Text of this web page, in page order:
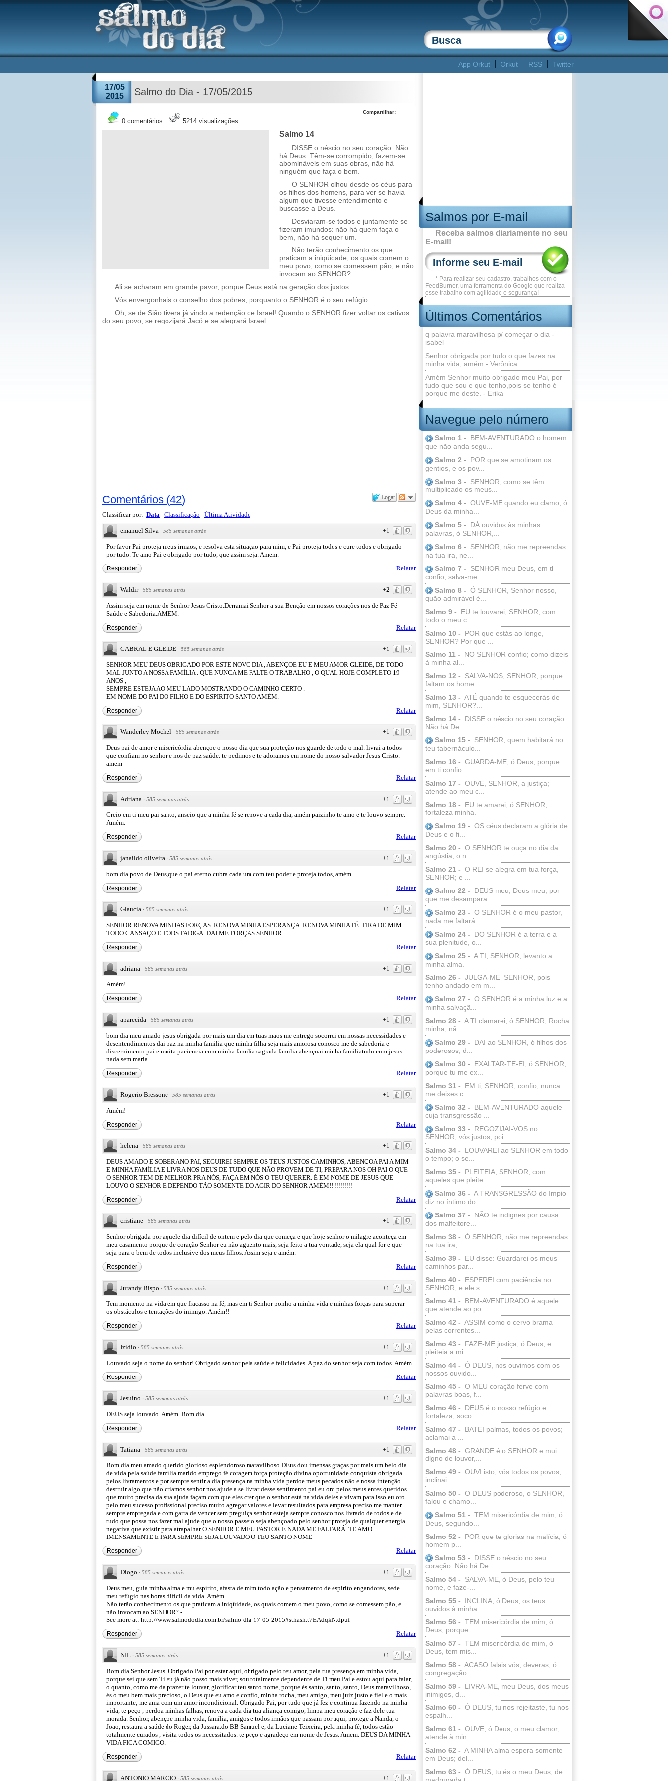
App Orkut Orkut RSS Twitter
Salmos por E-mail
Receba salmos diariamente no seu
E-mail!
* Para realizar seu cadastro, trabalhos com o
FeedBurner, uma ferramenta do Google que realiza
esse trabalho com agilidade e segurança!
Últimos Comentários
q palavra maravilhosa p/ começar o dia -
isabel
Senhor obrigada por tudo o que fazes na
minha vida, amém - Verônica
Amém Senhor muito obrigado meu Pai, por
tudo que sou e que tenho,pois se tenho é
porque me deste. - Erika
Navegue pelo número
Salmo 1 -
BEM-AVENTURADO o homem
que não anda segu...
Salmo 2 -
POR que se amotinam os
gentios, e os pov...
Salmo 3 -
SENHOR, como se têm
multiplicado os meus...
Salmo 4 - OUVE-ME quando eu clamo, ó
Deus da minha...
Salmo 5 -
DÁ ouvidos às minhas
palavras, ó SENHOR,...
Salmo 6 -
SENHOR, não me repreendas
na tua ira, ne...
Salmo 7 -
SENHOR meu Deus, em ti
confio; salva-me ...
Salmo 8 - Ó SENHOR, Senhor nosso,
quão admirável é...
Salmo 9 -
EU te louvarei, SENHOR, com
todo o meu c...
Salmo 10 -
POR que estás ao longe,
SENHOR? Por que ...
Salmo 11 -
NO SENHOR confio; como dizeis
à minha al...
Salmo 12 -
SALVA-NOS, SENHOR, porque
faltam os home...
Salmo 13 - ATÉ quando te esquecerás de
mim, SENHOR?...
Salmo 14 -
DISSE o néscio no seu coração:
Não há De...
Salmo 15 -
SENHOR, quem habitará no
teu tabernáculo...
Salmo 16 - GUARDA-ME, ó Deus, porque
em ti confio.
Salmo 17 - OUVE, SENHOR, a justiça;
atende ao meu c...
Salmo 18 -
EU te amarei, ó SENHOR,
fortaleza minha.
Salmo 19 - OS céus declaram a glória de
Deus e o fi...
Salmo 20 - O SENHOR te ouça no dia da
angústia, o n...
Salmo 21 - O REI se alegra em tua força,
SENHOR; e ...
Salmo 22 -
DEUS meu, Deus meu, por
que me desampara...
Salmo 23 - O SENHOR é o meu pastor,
nada me faltará...
Salmo 24 -
DO SENHOR é a terra e a
sua plenitude, o...
Salmo 25 - A TI, SENHOR, levanto a
minha alma.
Salmo 26 - JULGA-ME, SENHOR, pois
tenho andado em m...
Salmo 27 - O SENHOR é a minha luz e a
minha salvaçã...
Salmo 28 - A TI clamarei, ó SENHOR, Rocha
minha; nã...
Salmo 29 -
DAI ao SENHOR, ó filhos dos
poderosos, d...
Salmo 30 -
EXALTAR-TE-EI, ó SENHOR,
porque tu me ex...
Salmo 31 -
EM ti, SENHOR, confio; nunca
me deixes c...
Salmo 32 -
BEM-AVENTURADO aquele
cuja transgressão ...
Salmo 33 -
REGOZIJAI-VOS no
SENHOR, vós justos, poi...
Salmo 34 -
LOUVAREI ao SENHOR em todo
o tempo; o se...
Salmo 35 -
PLEITEIA, SENHOR, com
aqueles que pleite...
Salmo 36 - A TRANSGRESSÃO do ímpio
diz no íntimo do...
Salmo 37 -
NÃO te indignes por causa
dos malfeitore...
Salmo 38 - Ó SENHOR, não me repreendas
na tua ira, ...
Salmo 39 -
EU disse: Guardarei os meus
caminhos par...
Salmo 40 -
ESPEREI com paciência no
SENHOR, e ele s...
Salmo 41 -
BEM-AVENTURADO é aquele
que atende ao po...
Salmo 42 - ASSIM como o cervo brama
pelas correntes...
Salmo 43 -
FAZE-ME justiça, ó Deus, e
pleiteia a mi...
Salmo 44 - Ó DEUS, nós ouvimos com os
nossos ouvido...
Salmo 45 - O MEU coração ferve com
palavras boas, f...
Salmo 46 -
DEUS é o nosso refúgio e
fortaleza, soco...
Salmo 47 -
BATEI palmas, todos os povos;
aclamai a ...
Salmo 48 - GRANDE é o SENHOR e mui
digno de louvor,...
Salmo 49 - OUVI isto, vós todos os povos;
inclinai ...
Salmo 50 - O DEUS poderoso, o SENHOR,
falou e chamo...
Salmo 51 - TEM misericórdia de mim, ó
Deus, segundo...
Salmo 52 -
POR que te glorias na malícia, ó
homem p...
Salmo 53 -
DISSE o néscio no seu
coração: Não há De...
Salmo 54 -
SALVA-ME, ó Deus, pelo teu
nome, e faze-...
Salmo 55 -
INCLINA, ó Deus, os teus
ouvidos à minha...
Salmo 56 - TEM misericórdia de mim, ó
Deus, porque ...
Salmo 57 - TEM misericórdia de mim, ó
Deus, tem mis...
Salmo 58 - ACASO falais vós, deveras, ó
congregação...
Salmo 59 -
LIVRA-ME, meu Deus, dos meus
inimigos, d...
Salmo 60 - Ó DEUS, tu nos rejeitaste, tu nos
espalh...
Salmo 61 - OUVE, ó Deus, o meu clamor;
atende à min...
Salmo 62 - A MINHA alma espera somente
em Deus; del...
Salmo 63 - Ó DEUS, tu és o meu Deus, de
17/05
2015
Salmo do Dia - 17/05/2015
0 comentários 5214 visualizações
Compartilhar:
Salmo 14
DISSE o néscio no seu coração: Não
há Deus. Têm-se corrompido, fazem-se
abomináveis em suas obras, não há
ninguém que faça o bem.
O SENHOR olhou desde os céus para
os filhos dos homens, para ver se havia
algum que tivesse entendimento e
buscasse a Deus.
Desviaram-se todos e juntamente se
fizeram imundos: não há quem faça o
bem, não há sequer um.
Não terão conhecimento os que
praticam a iniqüidade, os quais comem o
meu povo, como se comessem pão, e não
invocam ao SENHOR?
Ali se acharam em grande pavor, porque Deus está na geração dos justos.
Vós envergonhais o conselho dos pobres, porquanto o SENHOR é o seu refúgio.
Oh, se de Sião tivera já vindo a redenção de Israel! Quando o SENHOR fizer voltar os cativos
do seu povo, se regozijará Jacó e se alegrará Israel.
Logar
Comentários (42)
Classificar por: Data Classificação Última Atividade
+1
emanuel Silva · 585 semanas atrás
Por favor Pai proteja meus irmaos, e resolva esta situaçao para mim, e Pai proteja todos e cure todos e obrigado
por tudo. Te amo Pai e obrigado por tudo, que assim seja. Amem.
Relatar
Responder
+2
Waldir · 585 semanas atrás
Assim seja em nome do Senhor Jesus Cristo.Derramai Senhor a sua Benção em nossos corações nos de Paz Fé
Saúde e Sabedoria.AMEM.
Relatar
Responder
+1
CABRAL E GLEIDE · 585 semanas atrás
SENHOR MEU DEUS OBRIGADO POR ESTE NOVO DIA , ABENÇOE EU E MEU AMOR GLEIDE, DE TODO
MAL JUNTO A NOSSA FAMÍLIA . QUE NUNCA ME FALTE O TRABALHO , O QUAL HOJE COMPLETO 19
ANOS ,
SEMPRE ESTEJA AO MEU LADO MOSTRANDO O CAMINHO CERTO .
EM NOME DO PAI DO FILHO E DO ESPIRITO SANTO AMÉM.
Relatar
Responder
+1
Wanderley Mochel · 585 semanas atrás
Deus pai de amor e misericórdia abençoe o nosso dia que sua proteção nos guarde de todo o mal. livrai a todos
que confiam no senhor e nos de paz saúde. te pedimos e te adoramos em nome do nosso salvador Jesus Cristo.
amem
Relatar
Responder
+1
Adriana · 585 semanas atrás
Creio em ti meu pai santo, anseio que a minha fé se renove a cada dia, amém paizinho te amo e te louvo sempre.
Amém.
Relatar
Responder
+1
janaildo oliveira · 585 semanas atrás
bom dia povo de Deus,que o pai eterno cubra cada um com teu poder e proteja todos, amém.
Relatar
Responder
+1
Glaucia · 585 semanas atrás
SENHOR RENOVA MINHAS FORÇAS. RENOVA MINHA ESPERANÇA. RENOVA MINHA FÉ. TIRA DE MIM
TODO CANSAÇO E TODS FADIGA. DAI ME FORÇAS SENHOR.
Relatar
Responder
+1
adriana · 585 semanas atrás
Amém!
Relatar
Responder
+1
aparecida · 585 semanas atrás
bom dia meu amado jesus obrigada por mais um dia em tuas maos me entrego socorrei em nossas necessidades e
desentendimentos dai paz na minha familia que minha filha seja mais amorosa conosco me de sabedoria e
discernimento pai e muita paciencia com minha familia sagrada familia abençoai minha familiatudo com jesus
nada sem maria.
Relatar
Responder
+1
Rogerio Bressone · 585 semanas atrás
Amém!
Relatar
Responder
+1
helena · 585 semanas atrás
DEUS AMADO E SOBERANO PAI, SEGUIREI SEMPRE OS TEUS JUSTOS CAMINHOS, ABENÇOA PAI A MIM
E MINHA FAMÍLIA E LIVRA NOS DEUS DE TUDO QUE NÃO PROVEM DE TI, PREPARA NOS OH PAI O QUE
O SENHOR TEM DE MELHOR PRA NÓS, FAÇA EM NÓS O TEU QUERER. É EM NOME DE JESUS QUE
LOUVO O SENHOR E DEPENDO TÃO SOMENTE DO AGIR DO SENHOR AMÉM!!!!!!!!!!!!
Relatar
Responder
+1
cristiane · 585 semanas atrás
Senhor obrigada por aquele dia difícil de ontem e pelo dia que começa e que hoje senhor o milagre aconteça em
meu casamento porque de coração Senhor eu não aguento mais, seja feito a tua vontade, seja ela qual for e que
seja para o bem de todos inclusive dos meus filhos. Assim seja e amém.
Relatar
Responder
+1
Jurandy Bispo · 585 semanas atrás
Tem momento na vida em que fracasso na fé, mas em ti Senhor ponho a minha vida e minhas forças para superar
os obstáculos e tentações do inimigo. Amém!!
Relatar
Responder
+1
Izidio · 585 semanas atrás
Louvado seja o nome do senhor! Obrigado senhor pela saúde e felicidades. A paz do senhor seja com todos. Amém
Relatar
Responder
+1
Jesuino · 585 semanas atrás
DEUS seja louvado. Amém. Bom dia.
Relatar
Responder
+1
Tatiana · 585 semanas atrás
Bom dia meu amado querido glorioso esplendoroso maravilhoso DEus dou imensas graças por mais um belo dia
de vida pela saúde família marido emprego fé coragem força proteção divina oportunidade conquista obrigada
pelos livramentos e por sempre sentir a dia presença na minha vida perdoe meus pecados não e nossa intenção
destruir algo que não criamos senhor nos ajude a se livrar desse sentimento pai eu oro pelos meus entes queridos
que muito precisa da sua ajuda façam com que eles crer que o senhor está na vida deles e vivam para isso eu oro
pelo meu sucesso profissional preciso muito agregar valores e levar resultados para empresa preciso me manter
sempre empregada e com garra de vencer sem preguiça senhor esteja sempre conosco nos livrado de todos e de
tudo que possa nos fazer mal ajude que o nosso passeio seja abençoado pelo senhor proteja de qualquer energia
negativa que existir para atrapalhar O SENHOR E MEU PASTOR E NADA ME FALTARÁ. TE AMO
IMENSAMENTE E PARA SEMPRE SEJA LOUVADO O TEU SANTO NOME
Relatar
Responder
+1
Diogo · 585 semanas atrás
Deus meu, guia minha alma e mu espírito, afasta de mim todo ação e pensamento de espirito engandores, sede
meu refúgio nas horas difícil da vida. Amém.
Não terão conhecimento os que praticam a iniqüidade, os quais comem o meu povo, como se comessem pão, e
não invocam ao SENHOR? -
See more at: http://www.salmododia.com.br/salmo-dia-17-05-2015#sthash.t7EAdqkN.dpuf
Relatar
Responder
+1
NIL · 585 semanas atrás
Bom dia Senhor Jesus. Obrigado Pai por estar aqui, obrigado pelo teu amor, pela tua presença em minha vida,
porque sei que sem Ti eu já não posso mais viver, sou totalmente dependente de Ti meu Pai e estou aqui para falar,
o quanto, como me da prazer te louvar, glorificar teu santo nome, porque és santo, santo, santo, Deus maravilhoso,
és o meu bem mais precioso, o Deus que eu amo e confio, minha rocha, meu amigo, meu juiz justo e fiel e o mais
importante; me ama com um amor incondicional. Obrigado Pai, por tudo que já fez e continua fazendo na minha
vida, te peço , perdoa minhas falhas, renova a cada dia tua aliança comigo, limpa meu coração e faz dele tua
morada. Senhor, abençoe minha vida, família, amigos e todos irmãos que passam por aqui, protege a Nanda, o
Joao, restaura a saúde do Roger, da Jussara.do BB Samuel e, da Luciane Teixeira, pela minha fé, todos estão
totalmente curados , visita todos os necessitados. te peço e agradeço em nome de Jesus. Amem. DEUS DA MINHA
VIDA FICA COMIGO.
Relatar
Responder
+1
ANTONIO MARCIO · 585 semanas atrás